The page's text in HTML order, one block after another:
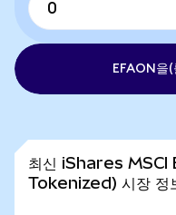
EFAON을
최신 iShares
Tokenized) 시장 정